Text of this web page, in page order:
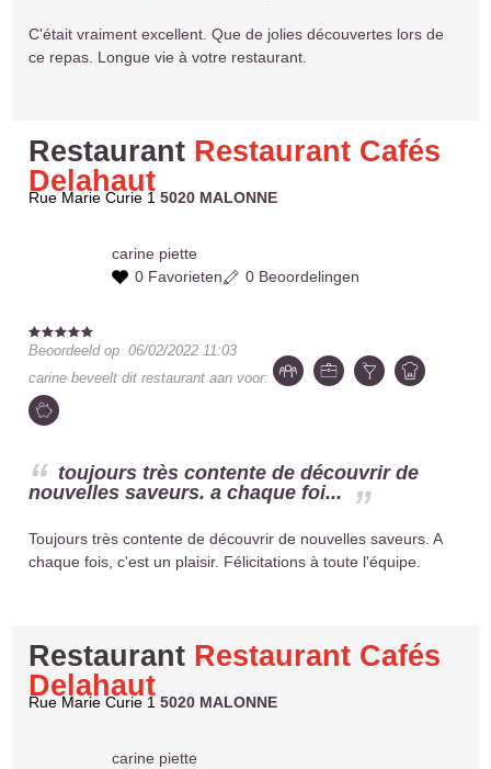
C'était vraiment excellent. Que de jolies découvertes lors de
ce repas. Longue vie à votre restaurant.
Restaurant Restaurant Cafés
Delahaut
Rue Marie Curie 15020 MALONNE
carine piette
0 Favorieten
0 Beoordelingen
Beoordeeld op06/02/2022 11:03
carine beveelt dit restaurant aan voor:
toujours très contente de découvrir de
nouvelles saveurs. a chaque foi...
Toujours très contente de découvrir de nouvelles saveurs. A
chaque fois, c'est un plaisir. Félicitations à toute l'équipe.
Restaurant Restaurant Cafés
Delahaut
Rue Marie Curie 15020 MALONNE
carine piette